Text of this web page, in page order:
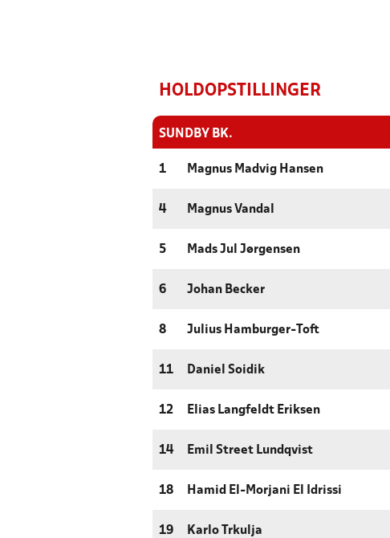
HOLDOPSTILLINGER
SUNDBY BK.
1 Magnus Madvig Hansen
4 Magnus Vandal
5 Mads Jul Jørgensen
6 Johan Becker
8 Julius Hamburger-Toft
11 Daniel Soidik
12 Elias Langfeldt Eriksen
14 Emil Street Lundqvist
18 Hamid El-Morjani El Idrissi
19 Karlo Trkulja